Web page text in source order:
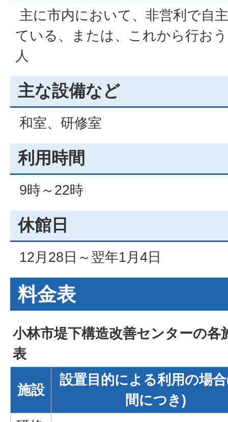
主に市内において、非営利で自
ている、または、これから行お
人
主な設備など
和室、研修室
利用時間
9時～22時
休館日
12月28日～翌年1月4日
料金表
小林市堤下構造改善センターの各
表
施設
設置目的による利用の場
間につき)